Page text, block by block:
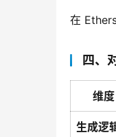
在
四、
维度
生成逻